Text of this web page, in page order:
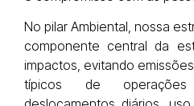
No pilar Ambiental, nossa
componente central da
impactos, evitando
típicos de operações